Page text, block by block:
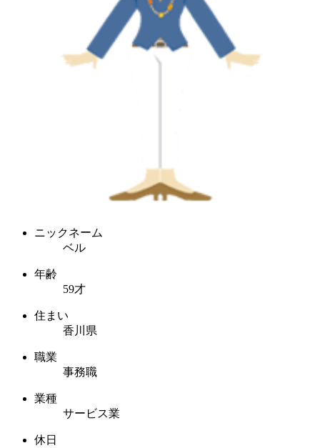
ニックネーム
ベル
年齢
59才
住まい
香川県
職業
事務職
業種
サービス業
休日